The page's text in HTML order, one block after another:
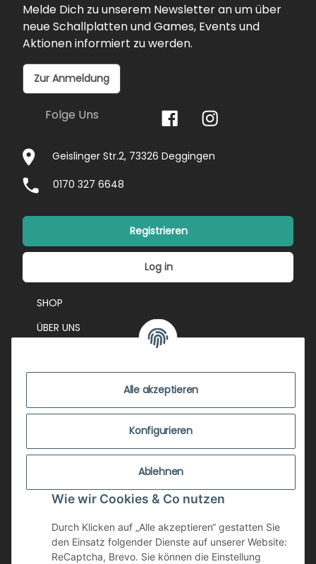
Alle akzeptieren
Konfigurieren
Ablehnen
Wie wir Cookies & Co nutzen
Durch Klicken auf „Alle akzeptieren“ gestatten Sie
den Einsatz folgender Dienste auf unserer Website:
ReCaptcha, Brevo. Sie können die Einstellung
Melde Dich zu unserem Newsletter an um über
neue Schallplatten und Games, Events und
Aktionen informiert zu werden.
Zur Anmeldung
Folge Uns
Geislinger Str.2, 73326 Deggingen
0170 327 6648
Registrieren
Log in
SHOP
ÜBER UNS
ZUSTANDSBEWERTUNG
ZAHLUNGSMÖGLICHKEITEN
AGB
WIDERRUFSRECHT
DATENSCHUTZ